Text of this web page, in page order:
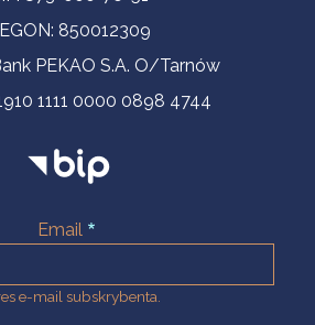
850012309
PEKAO S.A. O/Tarnów
1111 0000 0898 4744
Email
e-mail subskrybenta.